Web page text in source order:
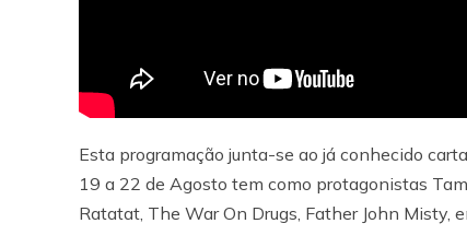
Esta programação junta-se ao já conhecido
19 a 22 de Agosto tem como protagonistas
Ratatat, The War On Drugs, Father John Misty,